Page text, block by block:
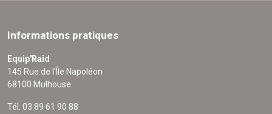
Informations pratiques
Equip'Raid
145 Rue de l'Île Napoléon
68100 Mulhouse
Tél. 03 89 61 90 88